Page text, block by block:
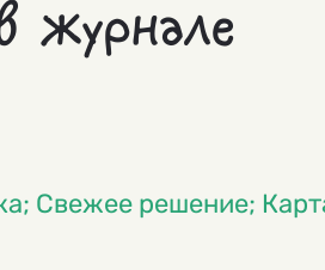
журнале
Свежее решение;